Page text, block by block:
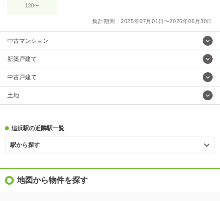
120〜
集計期間：2025年07月01日〜2026年06月30日
中古マンション
新築戸建て
中古戸建て
土地
追浜駅の近隣駅一覧
駅から探す
地図から物件を探す